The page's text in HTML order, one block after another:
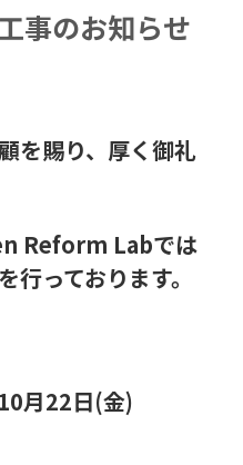
事のお知らせ
を賜り、厚く御礼
Reform Labでは
っております。
月22日(金)